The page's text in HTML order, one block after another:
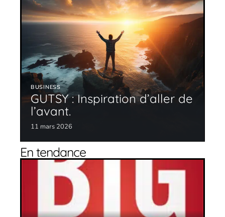
BUSINESS
GUTSY : Inspiration d’aller de
l’avant.
11 mars 2026
En tendance